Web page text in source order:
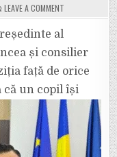
LEAVE A COMMENT
COPIII
AI
ROMÂNILOR
AI
CETĂȚENILOR
ACESTEI
ȚĂRI
NU
TREBUIE
TRANSFORMAȚI
ÎN
SUBIECȚI
al
și consilier
față de orice
că un copil își